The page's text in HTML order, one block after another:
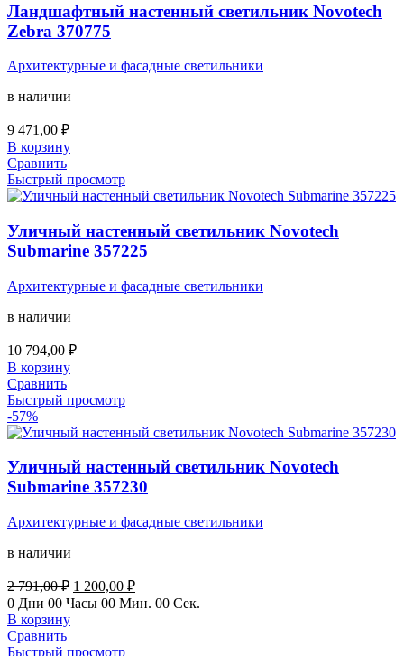
Ландшафтный настенный светильник Novotech
Zebra 370775
Архитектурные и фасадные светильники
в наличии
9 471,00 ₽
В корзину
Сравнить
Быстрый просмотр
Уличный настенный светильник Novotech
Submarine 357225
Архитектурные и фасадные светильники
в наличии
10 794,00 ₽
В корзину
Сравнить
Быстрый просмотр
-57%
Уличный настенный светильник Novotech
Submarine 357230
Архитектурные и фасадные светильники
в наличии
2 791,00₽ Первоначальная
цена
791,00 ₽.
1 200,00 ₽Текущая
цена:
0 Дни 00 Часы 00 Мин. 00 Сек.
В корзину
Сравнить
Быстрый просмотр